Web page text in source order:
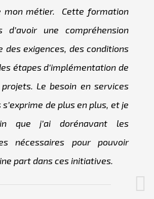
mon métier. Cette formation
d’avoir une compréhension
des exigences, des conditions
étapes d’implémentation de
Le besoin en services
de plus en plus, et je
que j’ai dorénavant les
nécessaires pour pouvoir
part dans ces initiatives.